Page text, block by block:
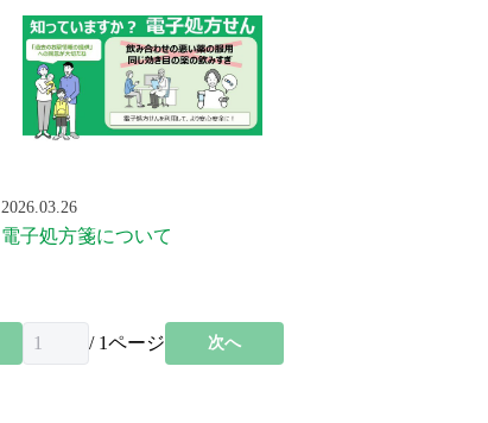
2026.03.26
電子処方箋について
/ 1ページ 次へ